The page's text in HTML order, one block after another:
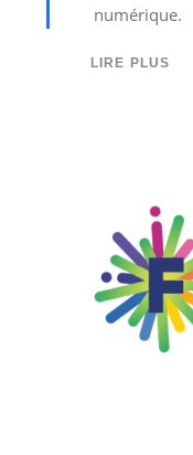
numérique.
LIRE PLUS